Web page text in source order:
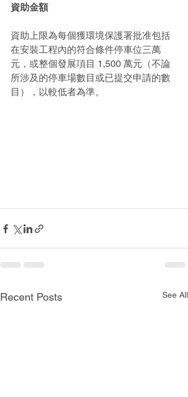
資助金額
資助上限為每個獲環境保護署批准包括
在安裝工程內的符合條件停車位三萬
元，或整個發展項目 1,500 萬元（不論
所涉及的停車場數目或已提交申請的數
目），以較低者為準。
Recent Posts See All